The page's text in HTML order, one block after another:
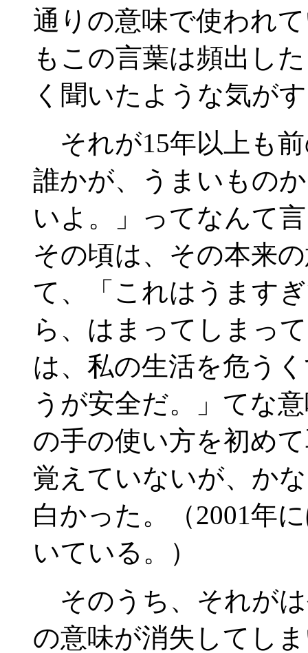
通りの意味で使われ
もこの言葉は頻出し
く聞いたような気が
それが15年以上も
誰かが、うまいもの
いよ。」ってなんて
その頃は、その本来
て、「これはうます
ら、はまってしまっ
は、私の生活を危う
うが安全だ。」てな
の手の使い方を初め
覚えていないが、か
白かった。（2001年
いている。）
そのうち、それが
の意味が消失してし